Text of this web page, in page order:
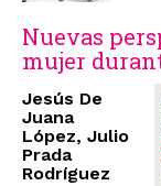
Nuevas
mujer
Jesús De
Juana
López, Julio
Prada
Rodríguez